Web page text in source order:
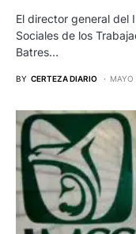
El director general del
Sociales de los
Batres…
BY CERTEZA DIARIO